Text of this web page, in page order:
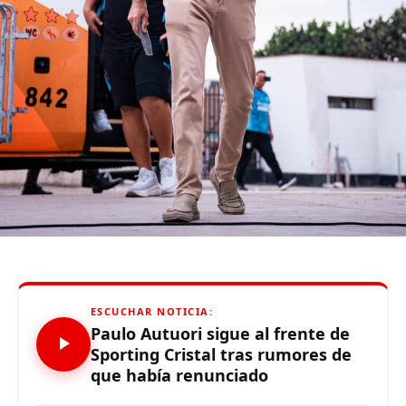
Benites (Tejada, 83′). DT: Gustavo Álvarez.
TA:Quiroz, Rostaing, Céspedes, Marcos
Gol:López (86′)
Cienciano (2): Vargas, Fuentes, Quintana, Recalde,
Romero, Beltrán (Ibáñez, 72′), Sandoval (Durán, 82′),
Estrada, Rinaldi (Carpio, 65′), Ugarriza (Carando, 82′),
Guerrero (Curuchet, 72′). DT: Gerardo Ameli.
TA:Sandoval, Quintana, Beltrán, Ibáñez, Vargas
Ugarriza (25′), Fuentes (60′)
(function(d, s, id) {
var js, fjs = d.getElementsByTagName(s)[0];
if (d.getElementById(id)) {return;}
js = d.createElement(s); js.id = id;
ESCUCHAR NOTICIA:
Paulo Autuori sigue al frente de
Sporting Cristal tras rumores de
que había renunciado